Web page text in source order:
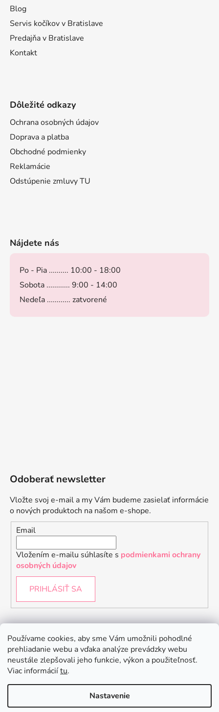
Používame cookies, aby sme Vám umožnili pohodlné
prehliadanie webu a vďaka analýze prevádzky webu
neustále zlepšovali jeho funkcie, výkon a použiteľnosť.
Viac informáciítu.
Nastavenie
Blog
Servis kočíkov v Bratislave
Predajňa v Bratislave
Kontakt
Dôležité odkazy
Ochrana osobných údajov
Doprava a platba
Obchodné podmienky
Reklamácie
Odstúpenie zmluvy TU
Nájdete nás
Po - Pia .......... 10:00 - 18:00
Sobota ............ 9:00 - 14:00
Nedeľa ............ zatvorené
Odoberať newsletter
Vložte svoj e-mail a my Vám budeme zasielať informácie
o nových produktoch na našom e-shope.
Email
Vložením e-mailu súhlasíte s podmienkami ochrany
osobných údajov
PRIHLÁSIŤ SA
Instagram